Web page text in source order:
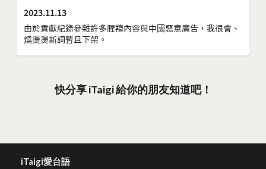
2023.11.13
由於貢獻紀錄參雜許多腥羶內容與中國惡意廣告，我很會、
燒燙燙新詞暫且下架。
快分享 iTaigi 給你的朋友知道吧！
iTaigi愛台語